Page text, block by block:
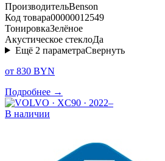
ПроизводительBenson
Код товара00000012549
ТонировкаЗелёное
Акустическое стеклоДа
Ещё 2 параметраСвернуть
от 830 BYN
Подробнее →
В наличии